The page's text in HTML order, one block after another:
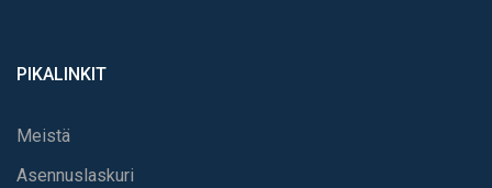
PIKALINKIT
Meistä
Asennuslaskuri